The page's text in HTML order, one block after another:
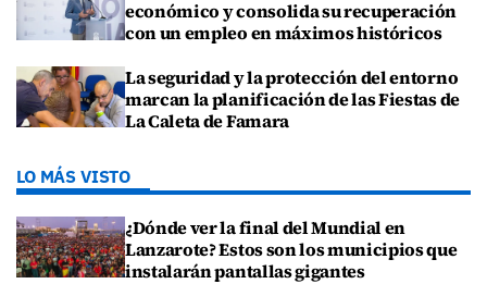
económico y consolida su recuperación
con un empleo en máximos históricos
La seguridad y la protección del entorno
marcan la planificación de las Fiestas de
La Caleta de Famara
LO MÁS VISTO
¿Dónde ver la final del Mundial en
Lanzarote? Estos son los municipios que
instalarán pantallas gigantes